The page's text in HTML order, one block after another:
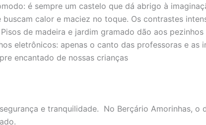
é sempre um castelo que dá abrigo à
calor e maciez no toque. Os contrastes
de madeira e jardim gramado dão aos
eletrônicos: apenas o canto das professoras e as
encantado de nossas crianças
e tranquilidade. No Berçário Amorinhas, o